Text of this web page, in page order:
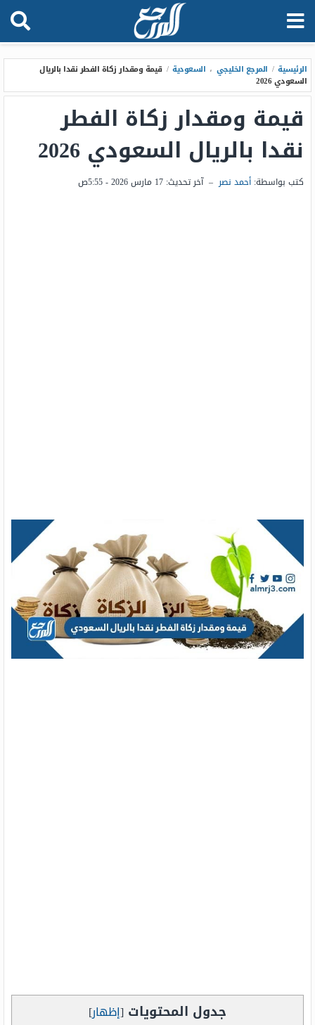
الرئيسية / المرجع الخليجي ، السعودية / قيمة ومقدار زكاة الفطر نقدا بالريال
السعودي 2026
قيمة ومقدار زكاة الفطر
نقدا بالريال السعودي 2026
كتب بواسطة: أحمد نصر – آخر تحديث: 17 مارس 2026 - 5:55ص
جدول المحتويات [إظهار]